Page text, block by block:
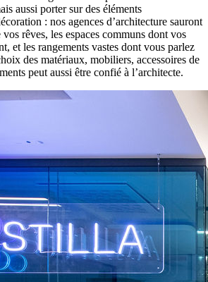
aussi porter sur des éléments
: nos agences d’architecture sauront
rêves, les espaces communs dont vos
et les rangements vastes dont vous parlez
des matériaux, mobiliers, accessoires de
peut aussi être confié à l’architecte.